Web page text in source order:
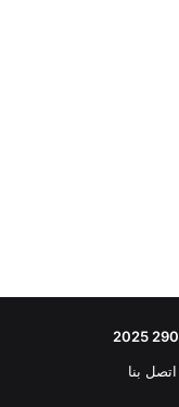
اتصل بنا